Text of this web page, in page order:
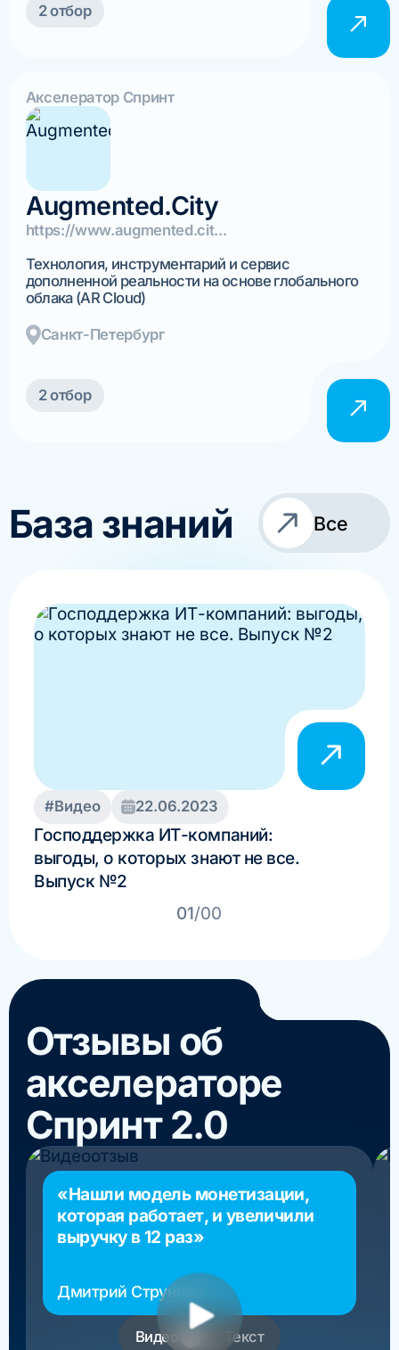
2 отбор
Акселератор Спринт
Augmented.City
https://www.augmented.cit...
Технология, инструментарий и сервис
дополненной реальности на основе глобального
облака (AR Cloud)
Санкт-Петербург
2 отбор
База знаний Все
#Видео 22.06.2023
Господдержка ИТ-компаний:
выгоды, о которых знают не все.
Выпуск №2
01/00
Отзывы об
акселераторе
Спринт 2.0
«Нашли модель монетизации,
которая работает, и увеличили
выручку в 12 раз»
Дмитрий Стрункин
основатель РосМигрант
Видео Текст